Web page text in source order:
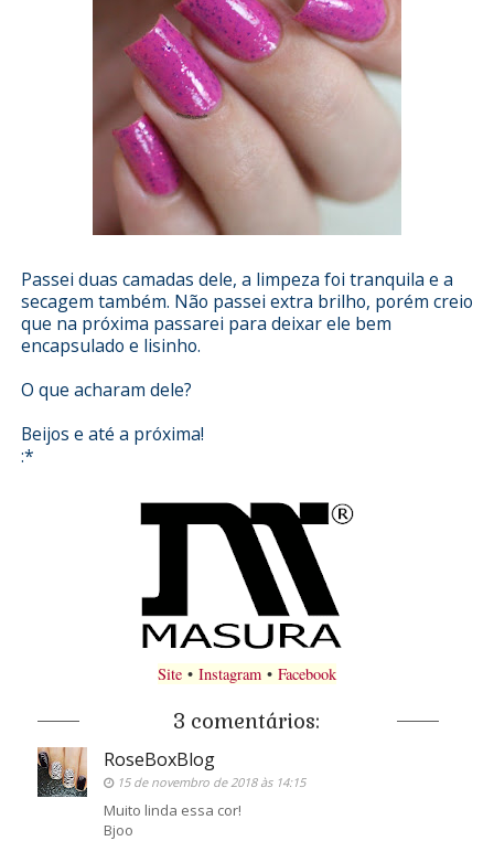
Passei duas camadas dele, a limpeza foi tranquila e a
secagem também. Não passei extra brilho, porém creio
que na próxima passarei para deixar ele bem
encapsulado e lisinho.
O que acharam dele?
Beijos e até a próxima!
:*
Site• Instagram• Facebook
3 comentários:
RoseBoxBlog
15 de novembro de 2018 às 14:15
Muito linda essa cor!
Bjoo